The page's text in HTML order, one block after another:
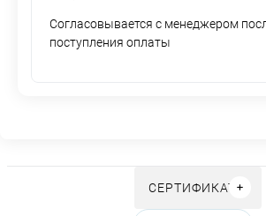
Согласовывается с менеджером
поступления оплаты
СЕРТИФИКАТЫ